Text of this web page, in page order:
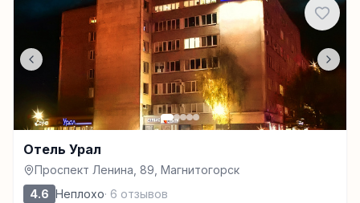
Отель Урал
Проспект Ленина, 89, Магнитогорск
4.6 Неплохо· 6 отзывов